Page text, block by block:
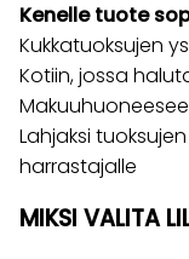
Kenelle tuote
Kukkatuoksujen
Kotiin, jossa
Lahjaksi
harrastajalle
MIKSI VALITA